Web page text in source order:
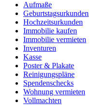
Aufmaße
Geburtstagsurkunden
Hochzeitsurkunden
Immobilie kaufen
Immobilie vermieten
Inventuren
Kasse
Poster & Plakate
Reinigungspläne
Spendenschecks
Wohnung vermieten
Vollmachten